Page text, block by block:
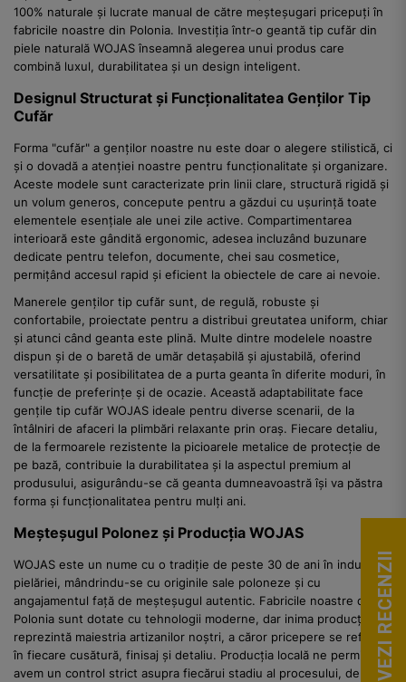
100% naturale și lucrate manual de către meșteșugari pricepuți în
fabricile noastre din Polonia. Investiția într-o geantă tip cufăr din
piele naturală WOJAS înseamnă alegerea unui produs care
combină luxul, durabilitatea și un design inteligent.
Designul Structurat și Funcționalitatea Genților Tip
Cufăr
Forma "cufăr" a genților noastre nu este doar o alegere stilistică, ci
și o dovadă a atenției noastre pentru funcționalitate și organizare.
Aceste modele sunt caracterizate prin linii clare, structură rigidă și
un volum generos, concepute pentru a găzdui cu ușurință toate
elementele esențiale ale unei zile active. Compartimentarea
interioară este gândită ergonomic, adesea incluzând buzunare
dedicate pentru telefon, documente, chei sau cosmetice,
permițând accesul rapid și eficient la obiectele de care ai nevoie.
Manerele genților tip cufăr sunt, de regulă, robuste și
confortabile, proiectate pentru a distribui greutatea uniform, chiar
și atunci când geanta este plină. Multe dintre modelele noastre
dispun și de o baretă de umăr detașabilă și ajustabilă, oferind
versatilitate și posibilitatea de a purta geanta în diferite moduri, în
funcție de preferințe și de ocazie. Această adaptabilitate face
gențile tip cufăr WOJAS ideale pentru diverse scenarii, de la
întâlniri de afaceri la plimbări relaxante prin oraș. Fiecare detaliu,
de la fermoarele rezistente la picioarele metalice de protecție de
pe bază, contribuie la durabilitatea și la aspectul premium al
produsului, asigurându-se că geanta dumneavoastră își va păstra
forma și funcționalitatea pentru mulți ani.
Meșteșugul Polonez și Producția WOJAS
WOJAS este un nume cu o tradiție de peste 30 de ani în industria
pielăriei, mândrindu-se cu originile sale poloneze și cu
angajamentul față de meșteșugul autentic. Fabricile noastre din
Polonia sunt dotate cu tehnologii moderne, dar inima producției o
reprezintă maiestria artizanilor noștri, a căror pricepere se reflectă
în fiecare cusătură, finisaj și detaliu. Producția locală ne permite să
avem un control strict asupra fiecărui stadiu al procesului, de la
VEZI RECENZII